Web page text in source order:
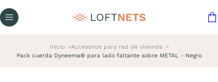
Inicio
Accesorios para red de vivienda
Pack cuerda Dyneema® para lado faltante sobre METAL - Negro